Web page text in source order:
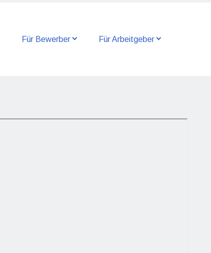
Für Bewerber Für Arbeitgeber